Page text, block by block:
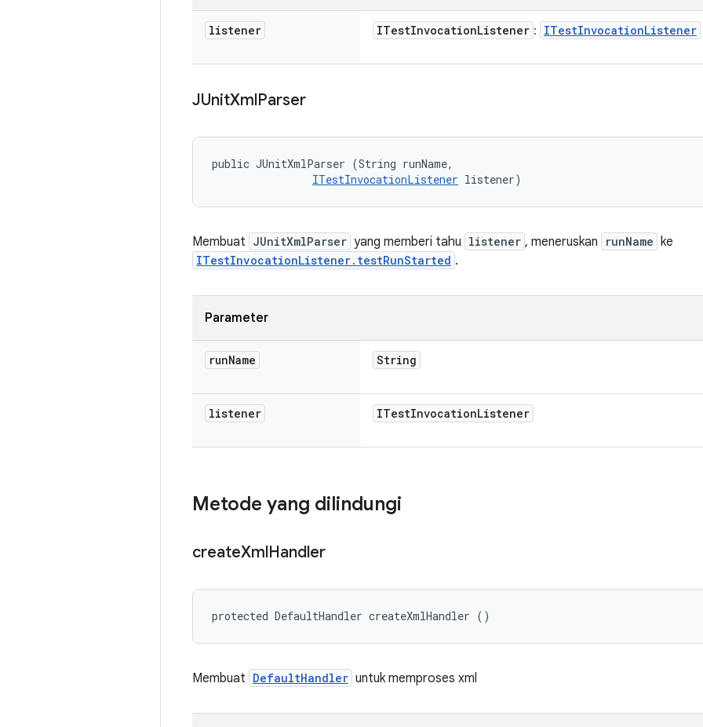
listener ITestInvocationListener : ITestInvocationListener
JUnitXmlParser
public JUnitXmlParser (String runName,
ITestInvocationListener listener)
Membuat JUnitXmlParser yang memberi tahu listener , meneruskan runName ke
ITestInvocationListener.testRunStarted .
Parameter
runName String
listener ITestInvocationListener
Metode yang dilindungi
createXmlHandler
protected DefaultHandler createXmlHandler ()
Membuat DefaultHandler untuk memproses xml